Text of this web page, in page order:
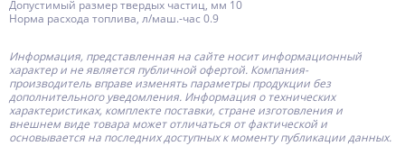
Допустимый размер твердых частиц, мм 10
Норма расхода топлива, л/маш.-час 0.9
Информация, представленная на сайте носит информационный
характер и не является публичной офертой. Компания-
производитель вправе изменять параметры продукции без
дополнительного уведомления. Информация о технических
характеристиках, комплекте поставки, стране изготовления и
внешнем виде товара может отличаться от фактической и
основывается на последних доступных к моменту публикации данных.